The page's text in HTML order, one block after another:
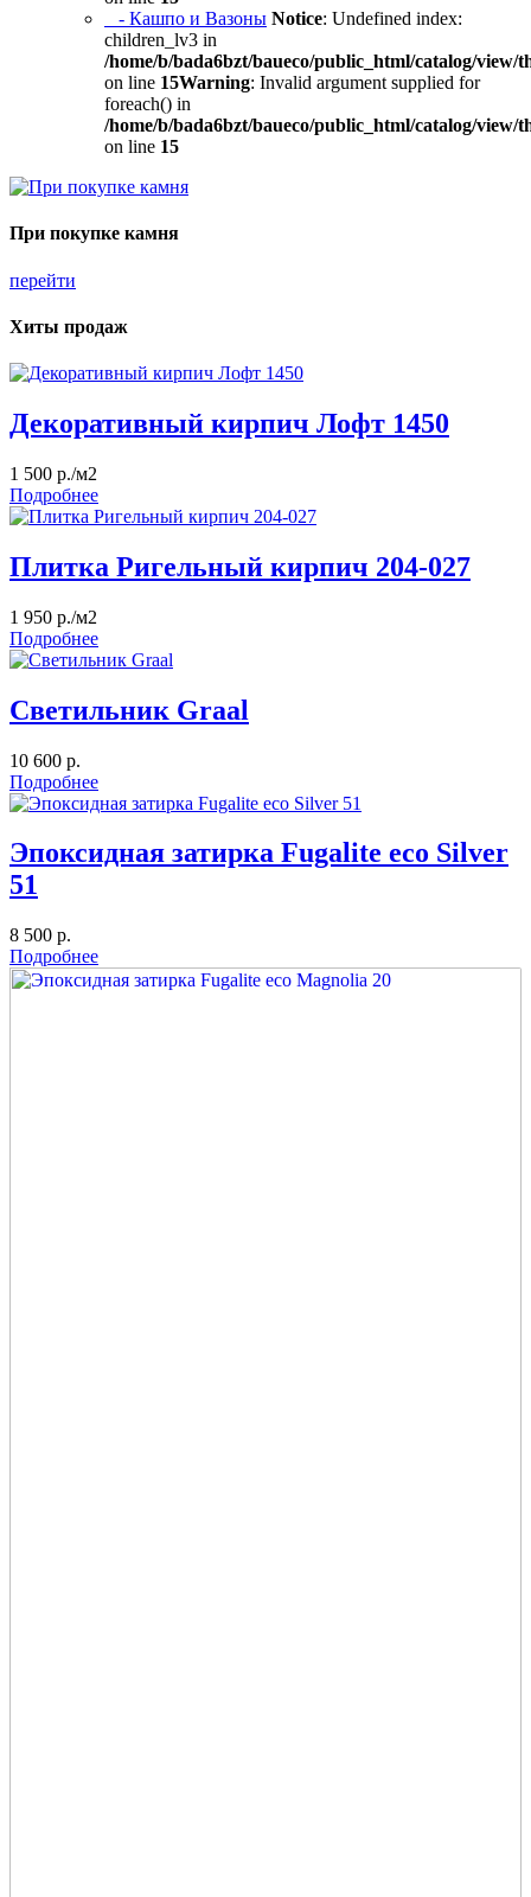
- Кашпо и Вазоны Notice: Undefined index:
children_lv3 in
/home/b/bada6bzt/baueco/public_html/catalog/view/
on line 15Warning: Invalid argument supplied for
foreach() in
/home/b/bada6bzt/baueco/public_html/catalog/view/
on line 15
При покупке камня
перейти
Хиты продаж
Декоративный кирпич Лофт 1450
1 500 р./м2
Подробнее
Плитка Ригельный кирпич 204-027
1 950 р./м2
Подробнее
Светильник Graal
10 600 р.
Подробнее
Эпоксидная затирка Fugalite eco Silver
51
8 500 р.
Подробнее